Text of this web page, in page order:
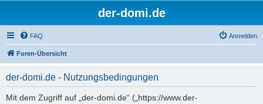
der-domi.de
FAQ Anmelden
Foren-Übersicht
der-domi.de - Nutzungsbedingungen
Mit dem Zugriff auf „der-domi.de“ („https://www.der-